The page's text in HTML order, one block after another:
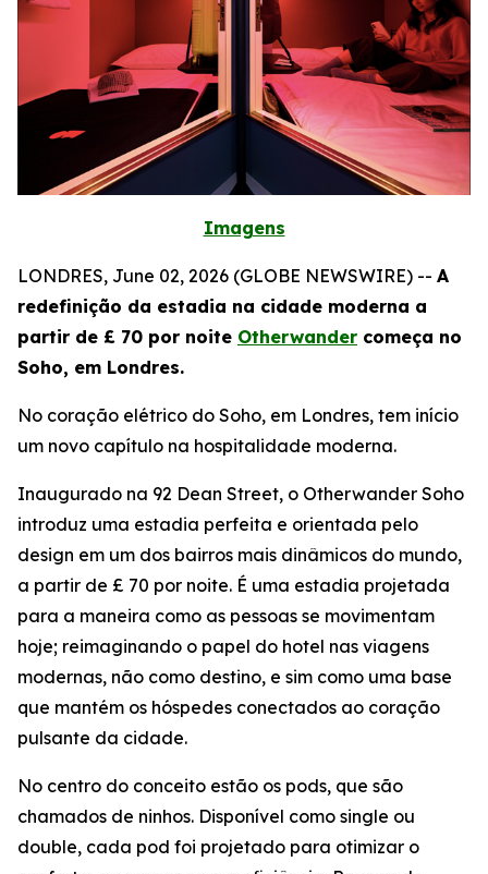
Imagens
LONDRES, June 02, 2026 (GLOBE NEWSWIRE) -- A
redefinição da estadia na cidade moderna a
partir de £ 70 por noite Otherwander começa no
Soho, em Londres.
No coração elétrico do Soho, em Londres, tem início
um novo capítulo na hospitalidade moderna.
Inaugurado na 92 Dean Street, o Otherwander Soho
introduz uma estadia perfeita e orientada pelo
design em um dos bairros mais dinâmicos do mundo,
a partir de £ 70 por noite. É uma estadia projetada
para a maneira como as pessoas se movimentam
hoje; reimaginando o papel do hotel nas viagens
modernas, não como destino, e sim como uma base
que mantém os hóspedes conectados ao coração
pulsante da cidade.
No centro do conceito estão os pods, que são
chamados de ninhos. Disponível como single ou
double, cada pod foi projetado para otimizar o